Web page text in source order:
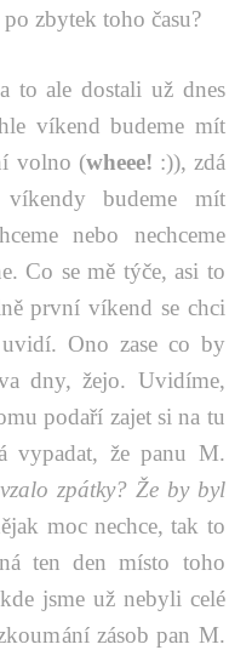
zbytek toho času?
to ale dostali už dnes
víkend budeme mít
volno (wheee! :)), zdá
budeme mít
nebo nechceme
Co se mě týče, asi to
první víkend se chci
Ono zase co by
dny, žejo. Uvidíme,
podaří zajet si na tu
vypadat, že panu M.
zpátky? Že by byl
moc nechce, tak to
ten den místo toho
jsme už nebyli celé
zásob pan M.